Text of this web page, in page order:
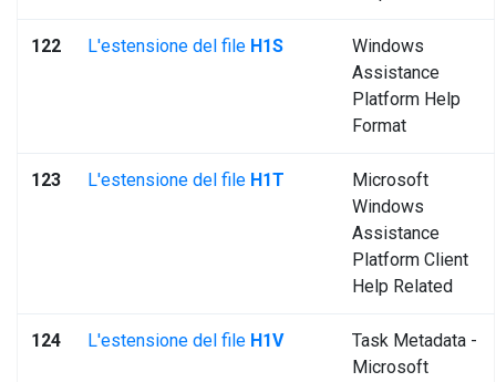
122 L'estensione del file H1S
Windows
Assistance
Platform Help
Format
123 L'estensione del file H1T
Microsoft
Windows
Assistance
Platform Client
Help Related
124 L'estensione del file H1V
Task Metadata -
Microsoft